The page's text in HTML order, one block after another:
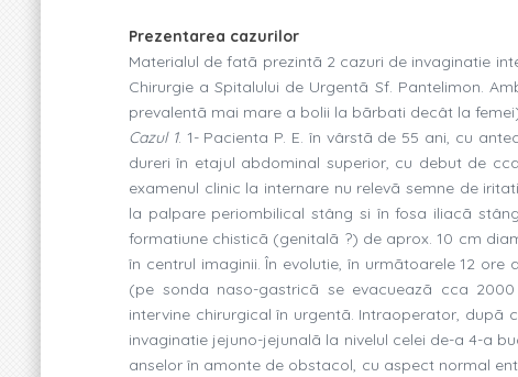
Prezentarea cazurilor
Materialul de fatã prezintã 2 cazuri de invaginatie
Chirurgie a Spitalului de Urgentã Sf. Pantelimon.
prevalentã mai mare a bolii la bãrbati decât la
Cazul 1. 1- Pacienta P. E. în vârstã de 55 ani, cu
dureri în etajul abdominal superior, cu debut de
examenul clinic la internare nu relevã semne de
la palpare periombilical stâng si în fosa iliacã
formatiune chisticã (genitalã ?) de aprox. 10 cm
în centrul imaginii. În evolutie, în urmãtoarele 12
(pe sonda naso-gastricã se evacueazã cca
intervine chirurgical în urgentã. Intraoperator, dupã
invaginatie jejuno-jejunalã la nivelul celei de-a 4-a
anselor în amonte de obstacol, cu aspect normal